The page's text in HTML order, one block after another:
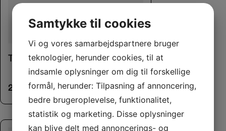
This product has multiple variants. The options may be chosen on the product page
Tubidog 75g
25,00kr.
Samtykke til cookies
Vi og vores samarbejdspartnere bruger
teknologier, herunder cookies, til at
indsamle oplysninger om dig til forskellige
formål, herunder: Tilpasning af annoncering,
bedre brugeroplevelse, funktionalitet,
statistik og marketing. Disse oplysninger
kan blive delt med annoncerings- og